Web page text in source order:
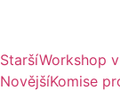
StaršíWorkshop
NovějšíKomise